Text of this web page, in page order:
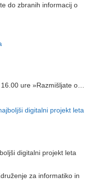
do zbranih informacij o
ure »Razmišljate o…
digitalni projekt leta
za informatiko in